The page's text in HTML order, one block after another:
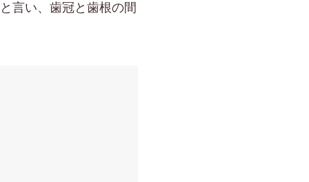
言い、歯冠と歯根の間